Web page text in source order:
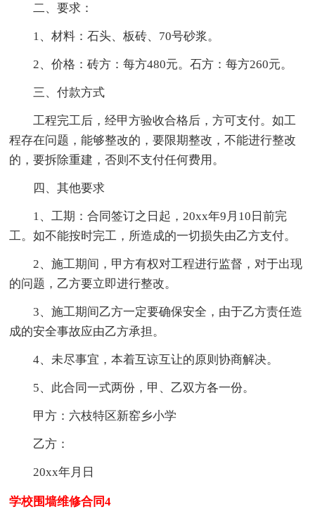
二、要求：
1、材料：石头、板砖、70号砂浆。
2、价格：砖方：每方480元。石方：每方260元。
三、付款方式
工程完工后，经甲方验收合格后，方可支付。如工
程存在问题，能够整改的，要限期整改，不能进行整改
的，要拆除重建，否则不支付任何费用。
四、其他要求
1、工期：合同签订之日起，20xx年9月10日前完
工。如不能按时完工，所造成的一切损失由乙方支付。
2、施工期间，甲方有权对工程进行监督，对于出现
的问题，乙方要立即进行整改。
3、施工期间乙方一定要确保安全，由于乙方责任造
成的安全事故应由乙方承担。
4、未尽事宜，本着互谅互让的原则协商解决。
5、此合同一式两份，甲、乙双方各一份。
甲方：六枝特区新窑乡小学
乙方：
20xx年月日
学校围墙维修合同4